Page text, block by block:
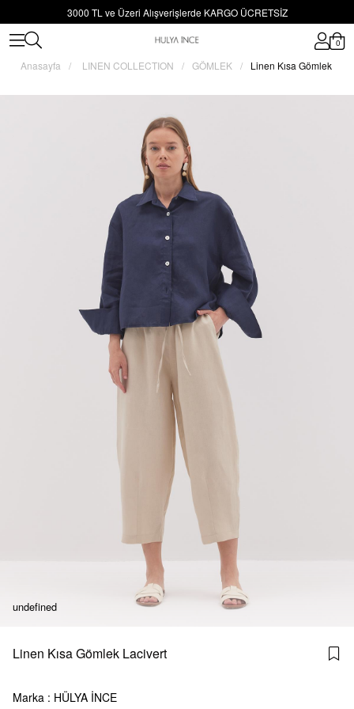
3000 TL ve Üzeri Alışverişlerde KARGO ÜCRETSİZ
0
Anasayfa LINEN COLLECTION GÖMLEK Linen Kısa Gömlek
undefined
Linen Kısa Gömlek Lacivert
Marka : HÜLYA İNCE